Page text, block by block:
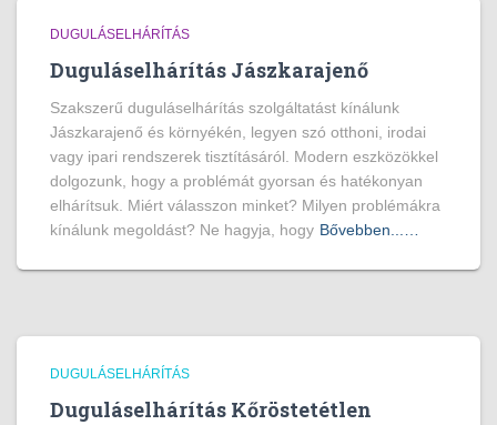
DUGULÁSELHÁRÍTÁS
Duguláselhárítás Jászkarajenő
Szakszerű duguláselhárítás szolgáltatást kínálunk
Jászkarajenő és környékén, legyen szó otthoni, irodai
vagy ipari rendszerek tisztításáról. Modern eszközökkel
dolgozunk, hogy a problémát gyorsan és hatékonyan
elhárítsuk. Miért válasszon minket? Milyen problémákra
kínálunk megoldást? Ne hagyja, hogy Bővebben...…
DUGULÁSELHÁRÍTÁS
Duguláselhárítás Kőröstetétlen